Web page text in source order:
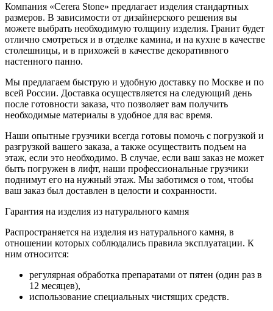
Компания «Cerera Stone» предлагает изделия стандартных
размеров. В зависимости от дизайнерского решения вы
можете выбрать необходимую толщину изделия. Гранит будет
отлично смотреться и в отделке камина, и на кухне в качестве
столешницы, и в прихожей в качестве декоративного
настенного панно.
Мы предлагаем быструю и удобную доставку по Москве и по
всей России. Доставка осуществляется на следующий день
после готовности заказа, что позволяет вам получить
необходимые материалы в удобное для вас время.
Наши опытные грузчики всегда готовы помочь с погрузкой и
разгрузкой вашего заказа, а также осуществить подъем на
этаж, если это необходимо. В случае, если ваш заказ не может
быть погружен в лифт, наши профессиональные грузчики
поднимут его на нужный этаж. Мы заботимся о том, чтобы
ваш заказ был доставлен в целости и сохранности.
Гарантия на изделия из натурального камня
Распространяется на изделия из натурального камня, в
отношении которых соблюдались правила эксплуатации. К
ним относится:
регулярная обработка препаратами от пятен (один раз в
12 месяцев),
использование специальных чистящих средств.